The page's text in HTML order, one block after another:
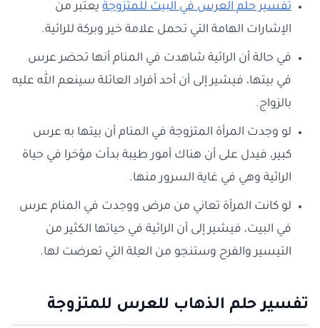
تفسير حلم العرس في البيت للمتزوجة يعتبر من
الإشارات الهامة التي تحمل علامة خير وبركة للرائية.
في حالة أن الرائية شاهدت في المنام أنها تحضر عرس
في بيتها، فيشير إلى أن أحد أفراد العائلة سينعم الله عليه
بالزواج.
لو وجدت المرأة المتزوجة في المنام أن بيتها به عرس
كبير، فيدل على أن هناك أمور طيبة بدأت مؤخرا في حياة
الرائية وهي في غاية السرور منها.
لو كانت المرأة تعاني من مرض ووجدت في المنام عرس
في البيت، فيشير إلى أن الرائية في حياتها الكثير من
التيسير والفرح وستنجو من العِلة التي تعرضت لها.
تفسير حلم الذهاب للعرس للمتزوجة